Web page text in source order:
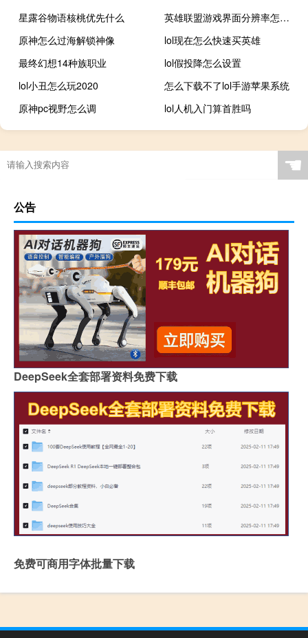
星露谷物语核桃优先什么
英雄联盟游戏界面分辨率怎么调
原神怎么过海解锁神像
lol现在怎么快速买英雄
最终幻想14种族职业
lol假投降怎么设置
lol小丑怎么玩2020
怎么下载不了lol手游苹果系统
原神pc视野怎么调
lol人机入门算首胜吗
☚
公告
DeepSeek全套部署资料免费下载
免费可商用字体批量下载